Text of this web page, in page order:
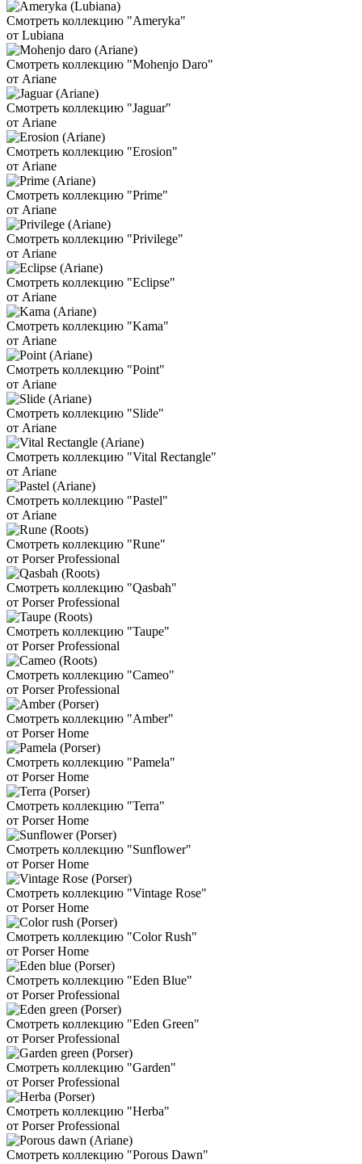
Смотреть коллекцию "Ameryka"
от Lubiana
Смотреть коллекцию "Mohenjo Daro"
от Ariane
Смотреть коллекцию "Jaguar"
от Ariane
Смотреть коллекцию "Erosion"
от Ariane
Смотреть коллекцию "Prime"
от Ariane
Смотреть коллекцию "Privilege"
от Ariane
Смотреть коллекцию "Eclipse"
от Ariane
Смотреть коллекцию "Kama"
от Ariane
Смотреть коллекцию "Point"
от Ariane
Смотреть коллекцию "Slide"
от Ariane
Смотреть коллекцию "Vital Rectangle"
от Ariane
Смотреть коллекцию "Pastel"
от Ariane
Смотреть коллекцию "Rune"
от Porser Professional
Смотреть коллекцию "Qasbah"
от Porser Professional
Смотреть коллекцию "Taupe"
от Porser Professional
Смотреть коллекцию "Cameo"
от Porser Professional
Смотреть коллекцию "Amber"
от Porser Home
Смотреть коллекцию "Pamela"
от Porser Home
Смотреть коллекцию "Terra"
от Porser Home
Смотреть коллекцию "Sunflower"
от Porser Home
Смотреть коллекцию "Vintage Rose"
от Porser Home
Смотреть коллекцию "Color Rush"
от Porser Home
Смотреть коллекцию "Eden Blue"
от Porser Professional
Смотреть коллекцию "Eden Green"
от Porser Professional
Смотреть коллекцию "Garden"
от Porser Professional
Смотреть коллекцию "Herba"
от Porser Professional
Смотреть коллекцию "Porous Dawn"